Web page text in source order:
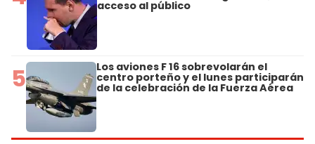
acceso al público
5 Los aviones F 16 sobrevolarán el
centro porteño y el lunes participarán
de la celebración de la Fuerza Aérea